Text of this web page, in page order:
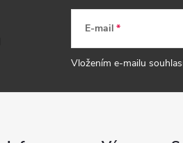
E-mail
Vložením e-mailu